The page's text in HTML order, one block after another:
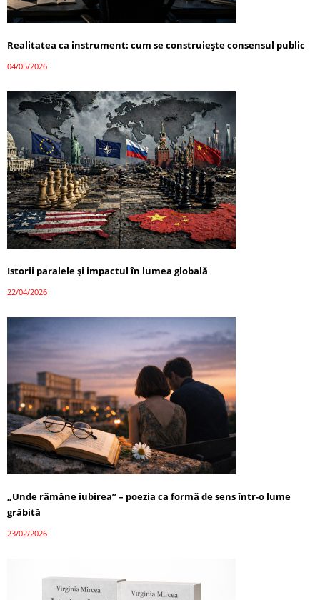
Realitatea ca instrument: cum se construiește consensul public
04/05/2026
Istorii paralele și impactul în lumea globală
22/04/2026
„Unde rămâne iubirea” – poezia ca formă de sens într-o lume
grăbită
23/02/2026